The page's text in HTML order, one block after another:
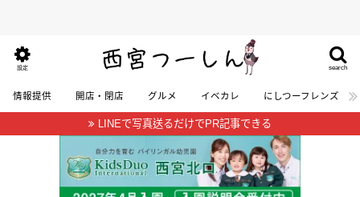
search
設定
情報提供 開店・閉店 グルメ イベカレ にしつーフレンズ
LINEで写真送るだけでPR記事できる